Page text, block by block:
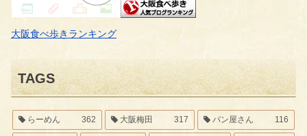
大阪食べ歩きランキング
TAGS
らーめん 362 大阪梅田 317 パン屋さん 116